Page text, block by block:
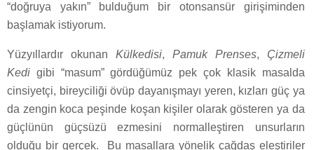
“doğruya yakın” bulduğum bir otonsansür girişiminden
başlamak istiyorum.
Yüzyıllardır okunan Külkedisi, Pamuk Prenses, Çizmeli
Kedi gibi “masum” gördüğümüz pek çok klasik masalda
cinsiyetçi, bireyciliği övüp dayanışmayı yeren, kızları güç ya
da zengin koca peşinde koşan kişiler olarak gösteren ya da
güçlünün güçsüzü ezmesini normalleştiren unsurların
olduğu bir gerçek. Bu masallara yönelik çağdaş eleştiriler